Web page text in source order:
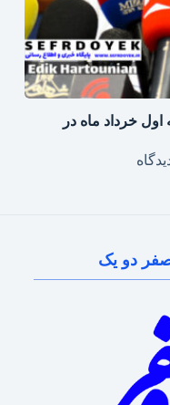
اول خرداد ماه در
صفر دو یک